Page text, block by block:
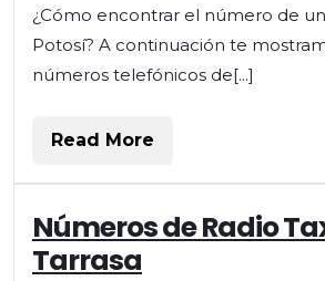
en
Sardañola
del
¿Cómo encontrar el número de un
Potosí? A continuación te
números telefónicos de[...]
Read More
Números
de
Radio
Números de Radio
Tarrasa